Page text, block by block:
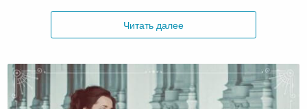
Читать далее